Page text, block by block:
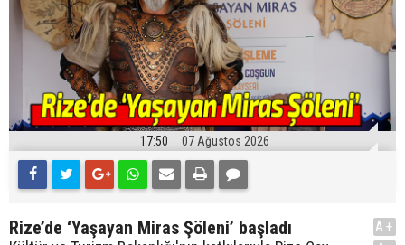
17:50 07 Ağustos 2026
Rize’de ‘Yaşayan Miras Şöleni’ başladı
A+